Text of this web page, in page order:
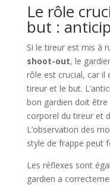
Le rôle
but :
Si le tireur est mis à
shoot-out, le
rôle est crucial, car il
tireur et le but.
bon gardien doit être
corporel du tireur et
L’observation des
style de frappe peut
Les réflexes sont
gardien a